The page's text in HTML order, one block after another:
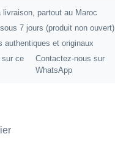
livraison, partout au Maroc
7 jours (produit non ouvert)
authentiques et originaux
sur ce
Contactez-nous sur
WhatsApp